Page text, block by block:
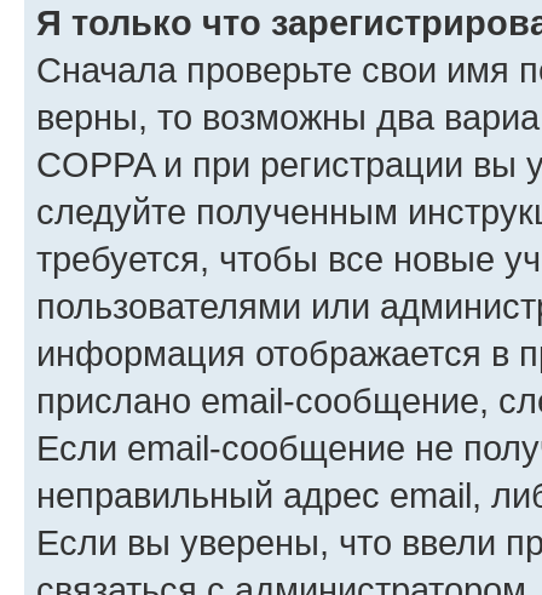
Я только что
Сначала проверьте свои имя
верны, то возможны два
COPPA и при регистрации вы
следуйте полученным
требуется, чтобы все новые
пользователями или
информация отображается в
прислано email-сообщение,
Если email-сообщение не
неправильный адрес email,
Если вы уверены, что ввели